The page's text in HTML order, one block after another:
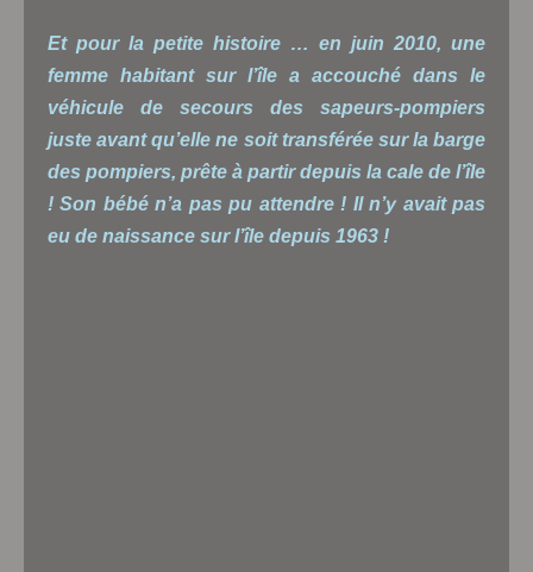
Et pour la petite histoire … en juin 2010, une
femme habitant sur l’île a accouché dans le
véhicule de secours des sapeurs-pompiers
juste avant qu’elle ne soit transférée sur la barge
des pompiers, prête à partir depuis la cale de l’île
! Son bébé n’a pas pu attendre ! Il n’y avait pas
eu de naissance sur l’île depuis 1963 !